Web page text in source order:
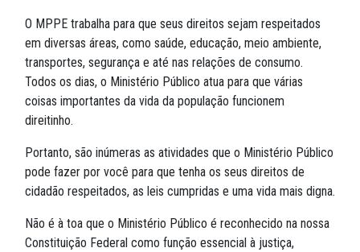
O MPPE trabalha para que seus direitos sejam respeitados
em diversas áreas, como saúde, educação, meio ambiente,
transportes, segurança e até nas relações de consumo.
Todos os dias, o Ministério Público atua para que várias
coisas importantes da vida da população funcionem
direitinho.
Portanto, são inúmeras as atividades que o Ministério Público
pode fazer por você para que tenha os seus direitos de
cidadão respeitados, as leis cumpridas e uma vida mais digna.
Não é à toa que o Ministério Público é reconhecido na nossa
Constituição Federal como função essencial à justiça,